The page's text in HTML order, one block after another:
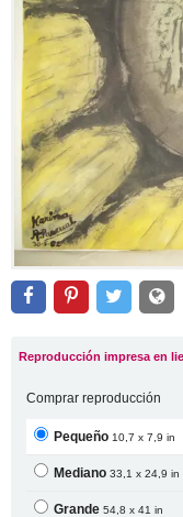
Reproducción impresa en
Comprar reproducción
Pequeño10,7 x 7,9 in
Mediano33,1 x 24,9 in
Grande54,8 x 41 in